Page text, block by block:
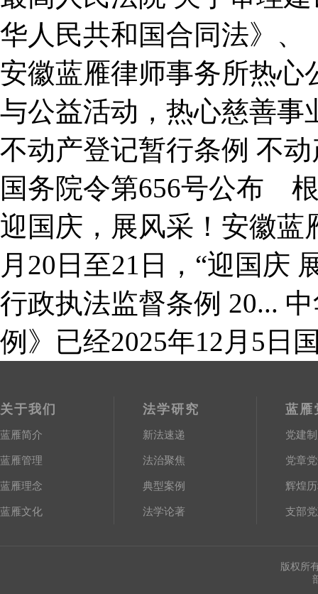
华人民共和国合同法》、
安徽蓝雁律师事务所热心
与公益活动，热心慈善事
不动产登记暂行条例 不动
国务院令第656号公布
迎国庆，展风采！安徽蓝
月20日至21日，“迎国庆
行政执法监督条例 20...
例》已经2025年12月5日
关于我们
蓝雁简介
蓝雁管理
蓝雁理念
蓝雁文化
法学研究
新法速递
法治聚焦
典型案例
法学论著
蓝雁
党建
党章
辉煌
支部
版权所